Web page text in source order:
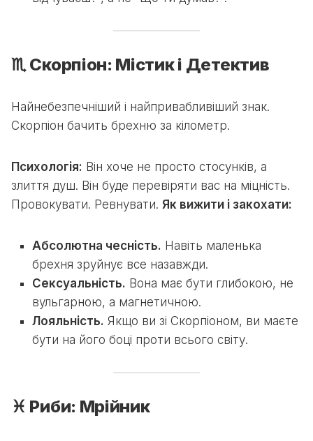
♏ Скорпіон: Містик і Детектив
Найнебезпечніший і найпривабливіший знак.
Скорпіон бачить брехню за кілометр.
Психологія: Він хоче не просто стосунків, а
злиття душ. Він буде перевіряти вас на міцність.
Провокувати. Ревнувати. Як вижити і закохати:
Абсолютна чесність. Навіть маленька
брехня зруйнує все назавжди.
Сексуальність. Вона має бути глибокою, не
вульгарною, а магнетичною.
Лояльність. Якщо ви зі Скорпіоном, ви маєте
бути на його боці проти всього світу.
♓ Риби: Мрійник